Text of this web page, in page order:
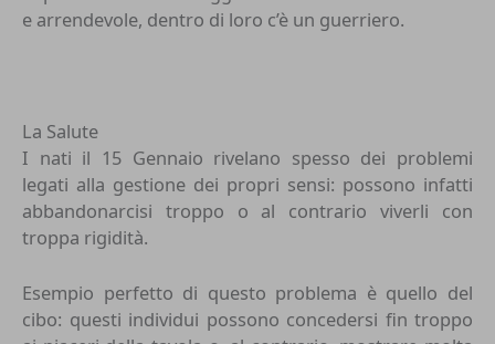
e arrendevole, dentro di loro c’è un guerriero.
La Salute
I nati il 15 Gennaio rivelano spesso dei problemi
legati alla gestione dei propri sensi: possono infatti
abbandonarcisi troppo o al contrario viverli con
troppa rigidità.
Esempio perfetto di questo problema è quello del
cibo: questi individui possono concedersi fin troppo